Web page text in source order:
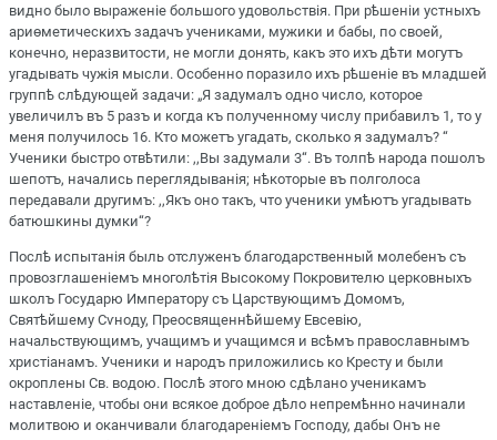
видно было выраженіе большого удовольствія. При рѣшеніи устныхъ
ариѳметическихъ задачъ учениками, мужики и бабы, по своей,
конечно, неразвитости, не могли донять, какъ это ихъ дѣти могутъ
угадывать чужія мысли. Особенно поразило ихъ рѣшеніе въ младшей
группѣ слѣдующей задачи: „Я задумалъ одно число, которое
увеличилъ въ 5 разъ и когда къ полученному числу прибавилъ 1, то у
меня получилось 16. Кто можетъ угадать, сколько я задумалъ? “
Ученики быстро отвѣтили: ,,Вы задумали 3“. Въ толпѣ народа пошолъ
шепотъ, начались переглядыванія; нѣкоторые въ полголоса
передавали другимъ: ,,Якъ оно такъ, что ученики умѣютъ угадывать
батюшкины думки“?
Послѣ испытанія быль отслуженъ благодарственный молебенъ съ
провозглашеніемъ многолѣтія Высокому Покровителю церковныхъ
школъ Государю Императору съ Царствующимъ Домомъ,
Святѣйшему Сѵноду, Преосвященнѣйшему Евсевію,
начальствующимъ, учащимъ и учащимся и всѣмъ православнымъ
христіанамъ. Ученики и народъ приложились ко Кресту и были
окроплены Св. водою. Послѣ этого мною сдѣлано ученикамъ
наставленіе, чтобы они всякое доброе дѣло непремѣнно начинали
молитвою и оканчивали благодареніемъ Господу, дабы Онъ не